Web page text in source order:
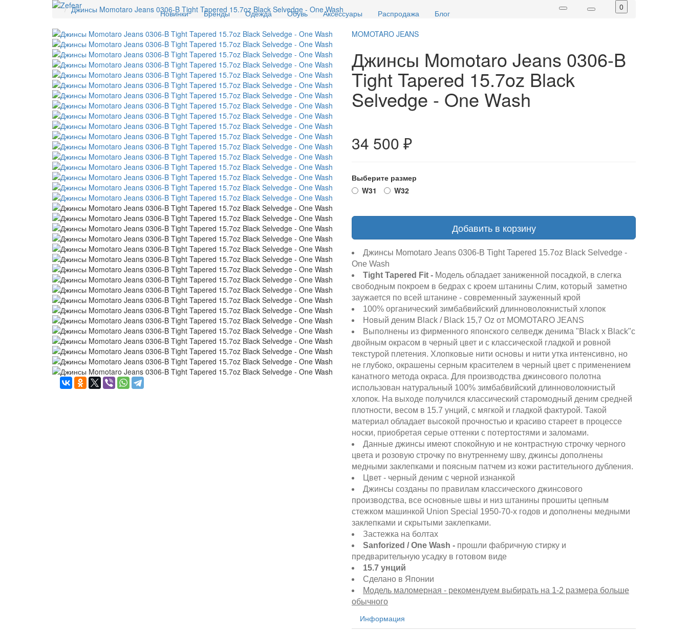
Новинки Бренды Одежда Обувь Аксессуары Распродажа Блог
0
Джинсы Momotaro Jeans 0306-B Tight Tapered 15.7oz Black Selvedge - One Wash
MOMOTARO JEANS
Джинсы Momotaro Jeans 0306-B
Tight Tapered 15.7oz Black
Selvedge - One Wash
34 500 ₽
Выберите размер
W31
W32
Добавить в корзину
Джинсы Momotaro Jeans 0306-B Tight Tapered 15.7oz Black Selvedge -
One Wash
Tight Tapered Fit - Модель обладает заниженной посадкой, в слегка
свободным покроем в бедрах с кроем штанины Слим, который заметно
заужается по всей штанине - современный зауженный крой
100% органический зимбабвийский длинноволокнистый хлопок
Новый деним Black / Black 15,7 Oz от MOMOTARO JEANS
Выполнены из фирменного японского селведж денима "Black x Black"с
двойным окрасом в черный цвет и с классической гладкой и ровной
текстурой плетения. Хлопковые нити основы и нити утка интенсивно, но
не глубоко, окрашены серным красителем в черный цвет с применением
канатного метода окраса. Для производства джинсового полотна
использован натуральный 100% зимбабвийский длинноволокнистый
хлопок. На выходе получился классический старомодный деним средней
плотности, весом в 15.7 унций, с мягкой и гладкой фактурой. Такой
материал обладает высокой прочностью и красиво стареет в процессе
носки, приобретая серые оттенки с потертостями и заломами.
Данные джинсы имеют спокойную и не контрастную строчку черного
цвета и розовую строчку по внутреннему шву, джинсы дополнены
медными заклепками и поясным патчем из кожи растительного дубления.
Цвет - черный деним c черной изнанкой
Джинсы созданы по правилам классического джинсового
производства, все основные швы и низ штанины прошиты цепным
стежком машинкой Union Special 1950-70-х годов и дополнены медными
заклепками и скрытыми заклепками.
Застежка на болтах
Sanforized / One Wash - прошли фабричную стирку и
предварительную усадку в готовом виде
15.7 унций
Сделано в Японии
Модель маломерная - рекомендуем выбирать на 1-2 размера больше
обычного
Информация